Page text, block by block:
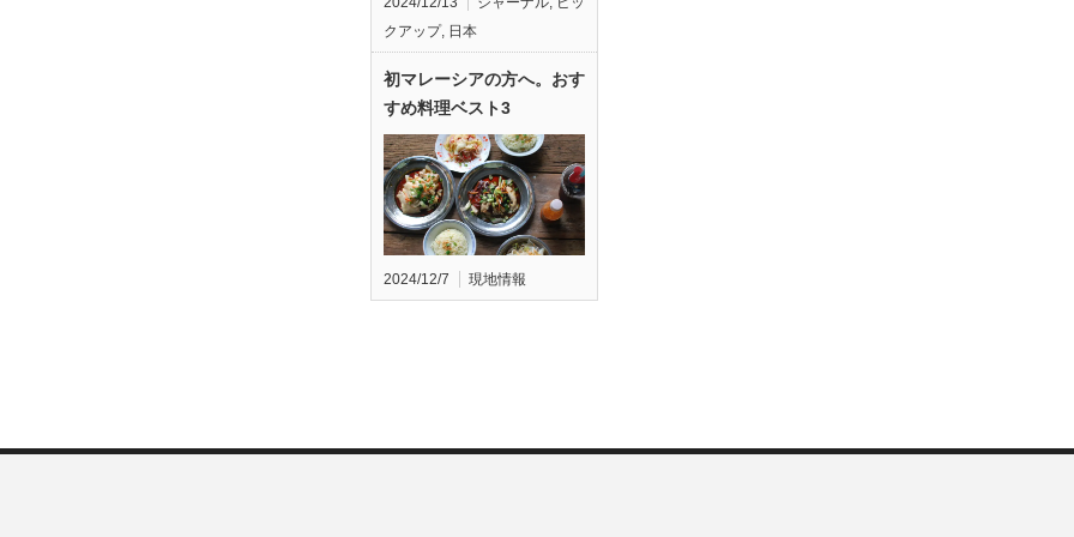
クアップ, 日本
初マレーシアの方へ。おす
すめ料理ベスト3
2024/12/7 現地情報